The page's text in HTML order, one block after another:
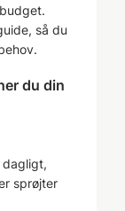
så du
du din
dagligt,
sprøjter